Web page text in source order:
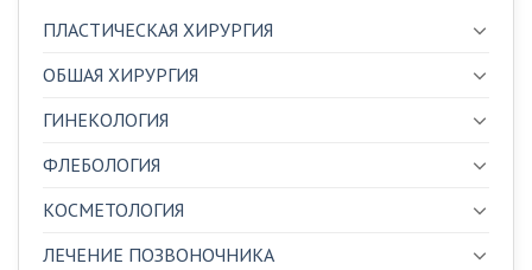
ПЛАСТИЧЕСКАЯ ХИРУРГИЯ
ОБШАЯ ХИРУРГИЯ
ГИНЕКОЛОГИЯ
ФЛЕБОЛОГИЯ
КОСМЕТОЛОГИЯ
ЛЕЧЕНИЕ ПОЗВОНОЧНИКА